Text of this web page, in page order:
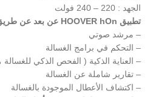
الجهد : 220 – 240 فولت
تطبيق HOOVER hOn عن بعد عن طريق الواى فاي :
– مرشد صوتي
– التحكم في برامج الغسالة
– العناية الذكية ( الفحص الذكي للغسالة
– تقارير شاملة عن الغسالة
– اكتشاف الأعطال الموجودة بالغسالة